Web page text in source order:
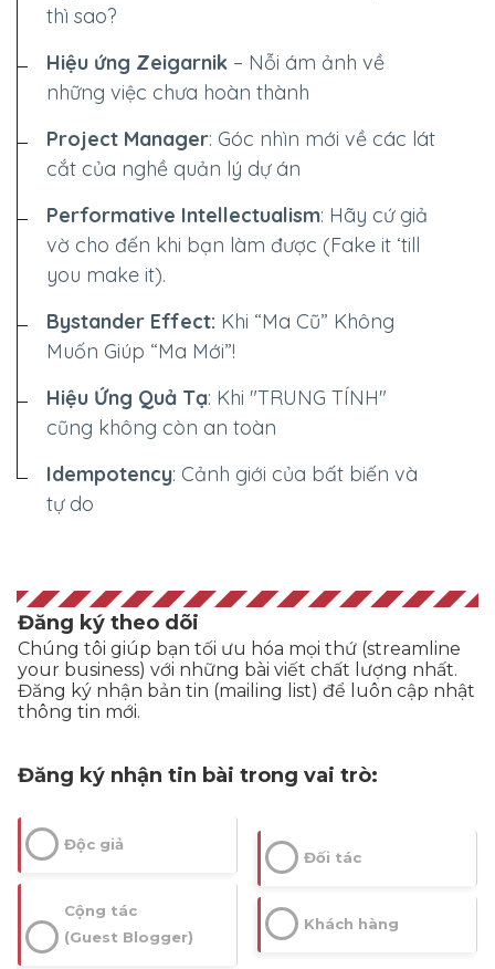
Những câu tục ngữ,
thành ngữ về con
ngựa
Vì quá thân thuộc nên hình ảnh con
ngựa đã đi sâu vào tiềm thức của
nhân dân ta, trở thành một phần
vào” lời thơ, lời văn và cả trong kho
tàng thành ngữ, tục ngữ. Những câu
thành ngữ về con ngựa hay những
câu tục ngữ về ngựa vô cùng thân
thuộc, dễ nhớ, dễ hiểu và mãi khắc
Nam ta.
Một số câu tục ngữ, thành ngữ về con
ngựa thường được nghe rất nhiều
xưa và nay có thể kể đến như:
Một con ngựa đau, cả tàu bỏ cỏ:
tình đoàn kết.
thì sao?
Hiệu ứng Zeigarnik – Nỗi ám ảnh về
những việc chưa hoàn thành
Project Manager: Góc nhìn mới về các lát
cắt của nghề quản lý dự án
Performative Intellectualism: Hãy cứ giả
vờ cho đến khi bạn làm được (Fake it ‘till
you make it).
Bystander Effect: Khi “Ma Cũ” Không
Muốn Giúp “Ma Mới”!
Hiệu Ứng Quả Tạ: Khi "TRUNG TÍNH"
cũng không còn an toàn
Idempotency: Cảnh giới của bất biến và
tự do
Đăng ký theo dõi
Chúng tôi giúp bạn tối ưu hóa mọi thứ (streamline
your business) với những bài viết chất lượng nhất.
Đăng ký nhận bản tin (mailing list) để luôn cập nhật
thông tin mới.
Đăng ký nhận tin bài trong vai trò:
Độc giả
Cộng tác
(Guest Blogger)
Đối tác
Khách hàng
Dimensions
Average CTR